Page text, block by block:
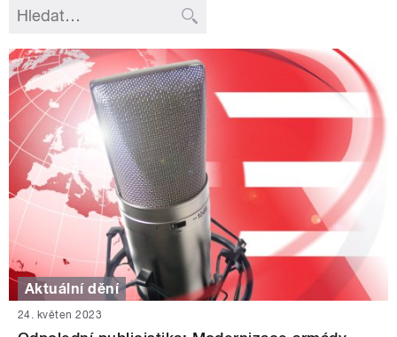
Aktuální dění
24. květen 2023